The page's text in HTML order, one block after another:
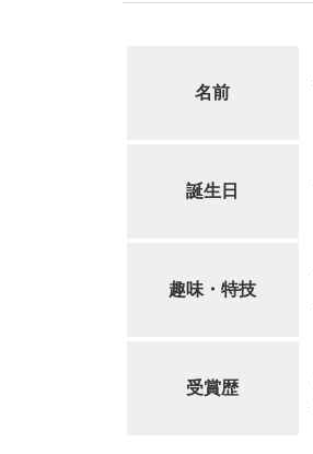
名前
誕生日
趣味・特技
受賞歴